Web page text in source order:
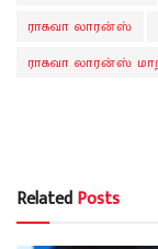
ராகவா லாரன்ஸ்
ராகவா லாரன்ஸ்
RelatedPosts